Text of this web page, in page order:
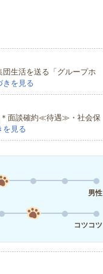
生活を送る「グループホ
きを見る
面談確約≪待遇≫・社会保
を見る
男性
コツコツ